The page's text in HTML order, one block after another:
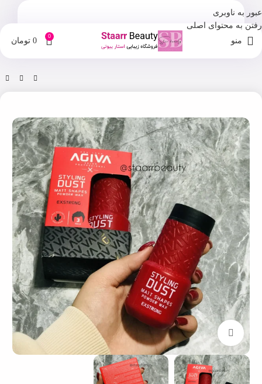
عبور به ناوبری
رفتن به محتوای اصلی
منو 0
0 تومان
فروشگاه زیبایی مو
بزرگنمایی تصویر